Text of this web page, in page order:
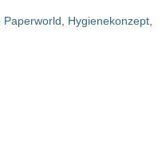
Paperworld Hygienekonzept